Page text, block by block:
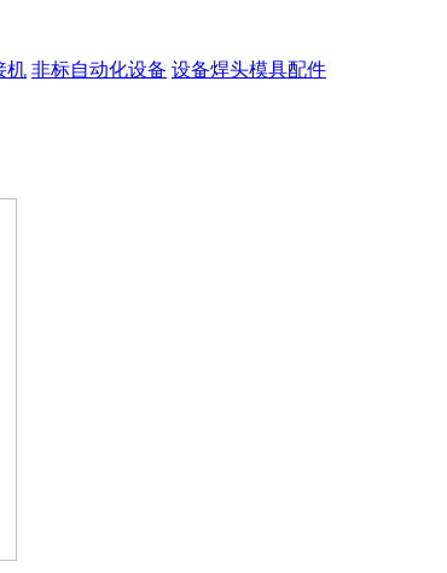
机 非标自动化设备 设备焊头模具配件